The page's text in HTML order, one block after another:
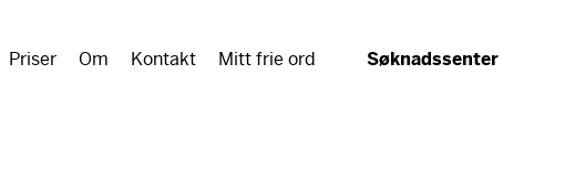
Priser Om Kontakt
Mitt frie ord
Søknadssenter